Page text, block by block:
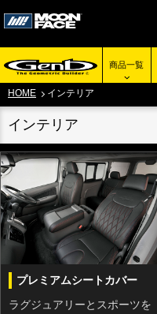
商品一覧
HOME インテリア
インテリア
プレミアムシートカバー
ラグジュアリーとスポーツを